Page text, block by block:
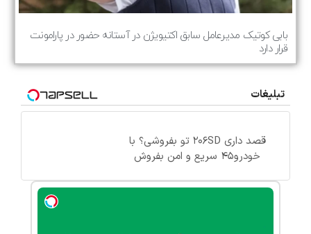
بابی کوتیک مدیرعامل سابق اکتیویژن در آستانه حضور در پارامونت
قرار دارد
تبلیغات
قصد داری 206SD تو بفروشی؟ با
خودرو45 سریع و امن بفروش